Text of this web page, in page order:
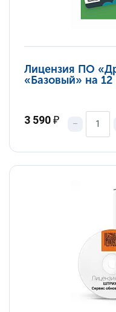
Лицензия ПО
«Базовый» на
3 590₽ –